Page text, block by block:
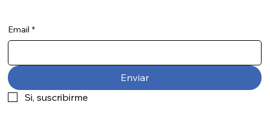
Email *
Enviar
Si, suscribirme